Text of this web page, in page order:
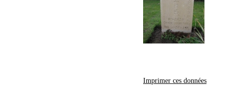
Imprimer ces données